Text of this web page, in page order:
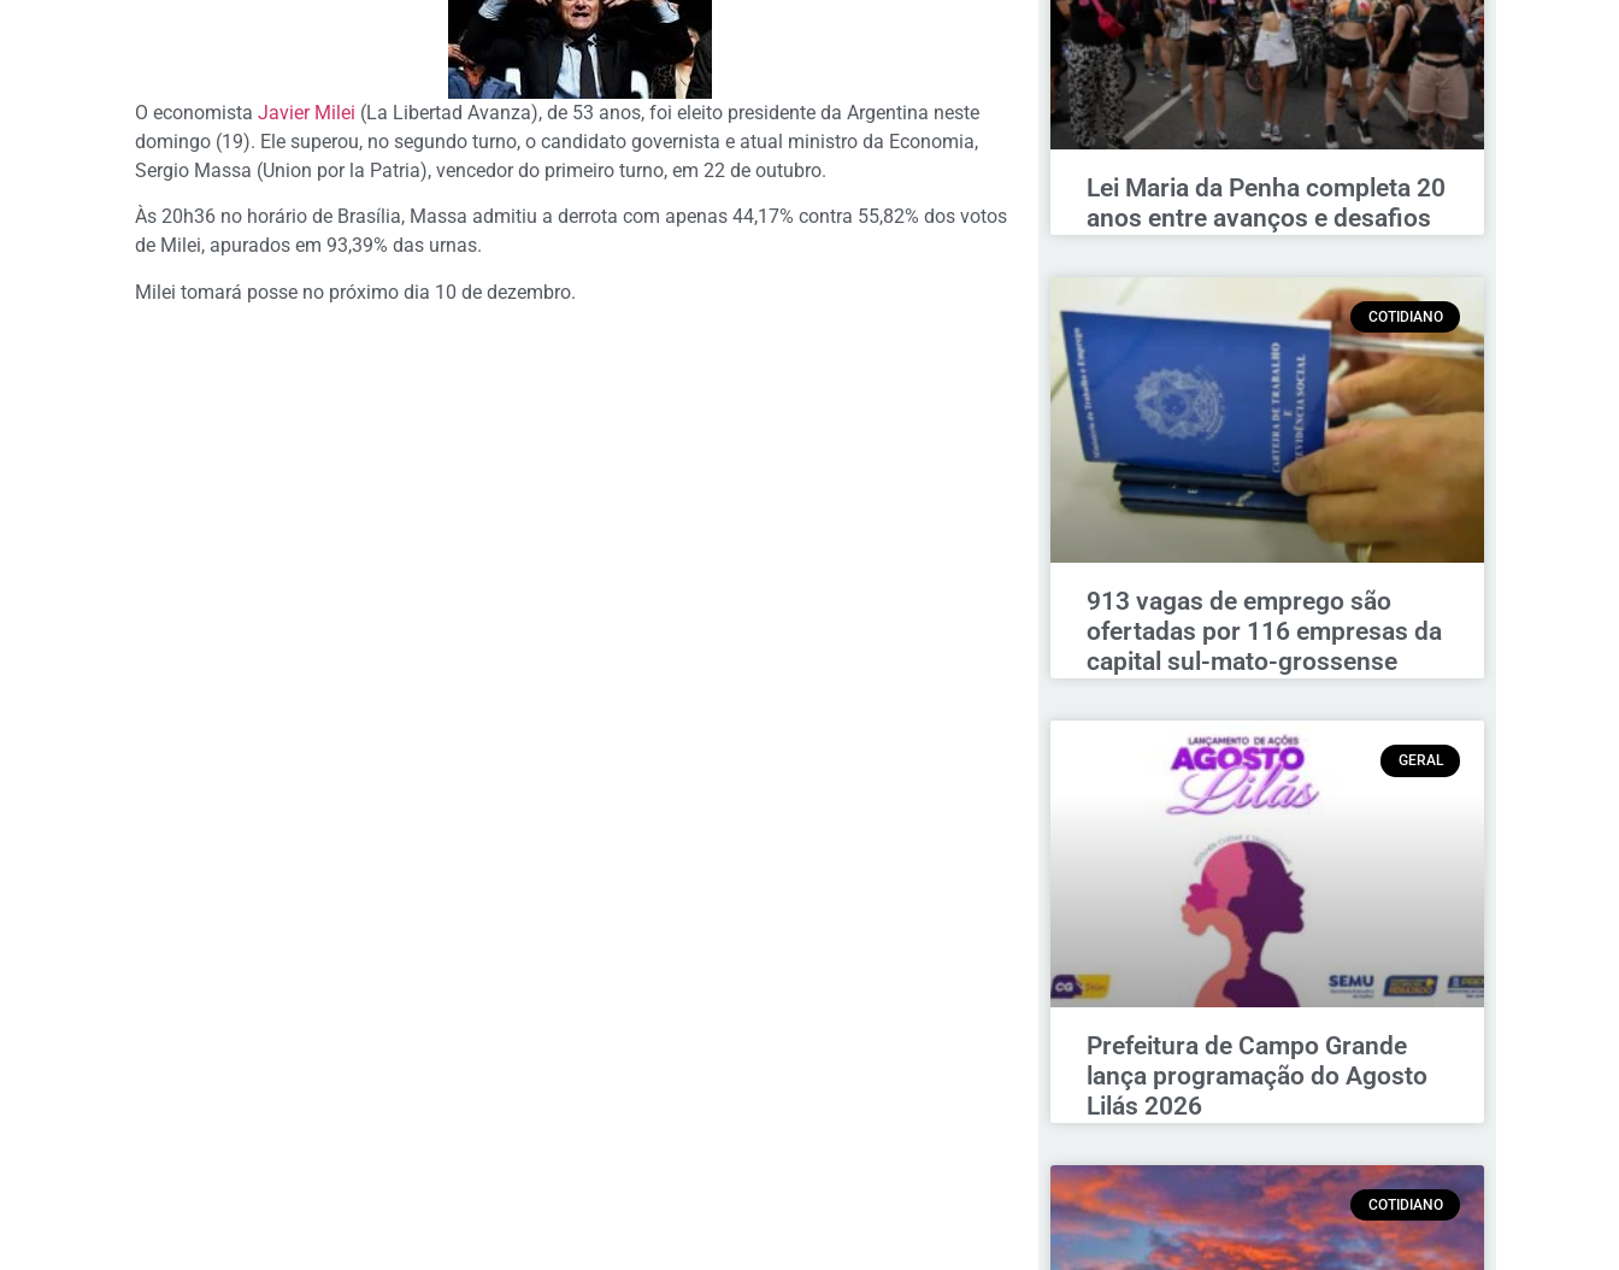
O economista Javier Milei (La Libertad Avanza), de 53 anos, foi eleito presidente da Argentina neste
domingo (19). Ele superou, no segundo turno, o candidato governista e atual ministro da Economia,
Sergio Massa (Union por la Patria), vencedor do primeiro turno, em 22 de outubro.
Às 20h36 no horário de Brasília, Massa admitiu a derrota com apenas 44,17% contra 55,82% dos votos
de Milei, apurados em 93,39% das urnas.
Milei tomará posse no próximo dia 10 de dezembro.
Lei Maria da Penha completa 20
anos entre avanços e desafios
COTIDIANO
913 vagas de emprego são
ofertadas por 116 empresas da
capital sul-mato-grossense
GERAL
Prefeitura de Campo Grande
lança programação do Agosto
Lilás 2026
COTIDIANO